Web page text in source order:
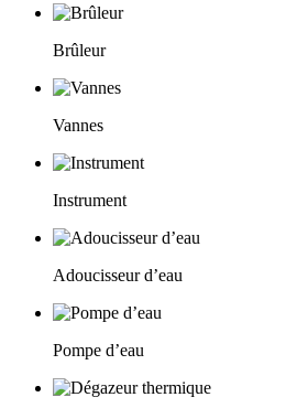
Brûleur
Vannes
Instrument
Adoucisseur d’eau
Pompe d’eau